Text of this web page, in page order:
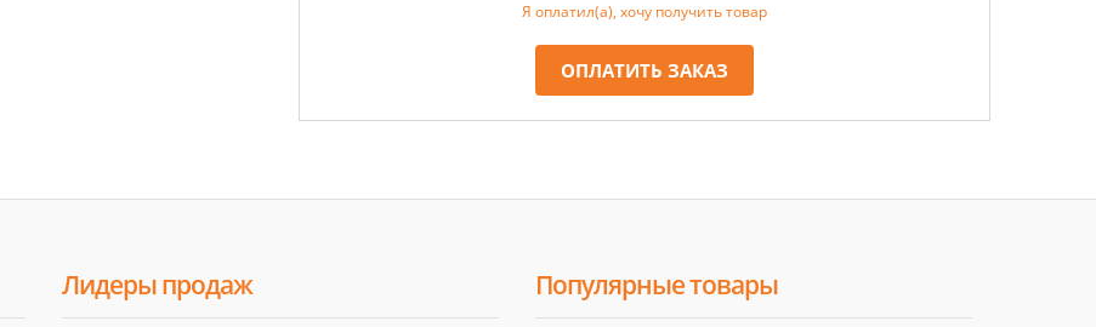
Я оплатил(а), хочу получить товар
ОПЛАТИТЬ ЗАКАЗ
Лидеры продаж Популярные товары